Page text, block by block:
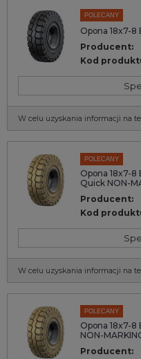
POLECANY
Opona 18x7-8
Producent:
Kod
W celu uzyskania informacji na
POLECANY
Opona 18x7-8
Quick NON-
Producent:
Kod
W celu uzyskania informacji na
POLECANY
Opona 18x7-8
NON-
Producent: